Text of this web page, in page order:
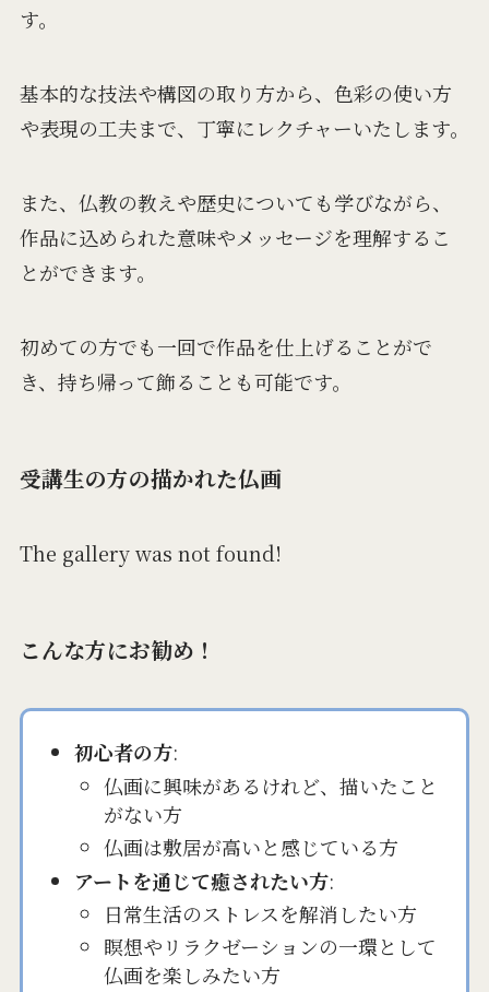
す。
基本的な技法や構図の取り方から、色彩の使い方
や表現の工夫まで、丁寧にレクチャーいたします。
また、仏教の教えや歴史についても学びながら、
作品に込められた意味やメッセージを理解するこ
とができます。
初めての方でも一回で作品を仕上げることがで
き、持ち帰って飾ることも可能です。
受講生の方の描かれた仏画
The gallery was not found!
こんな方にお勧め！
初心者の方:
仏画に興味があるけれど、描いたこと
がない方
仏画は敷居が高いと感じている方
アートを通じて癒されたい方:
日常生活のストレスを解消したい方
瞑想やリラクゼーションの一環として
仏画を楽しみたい方